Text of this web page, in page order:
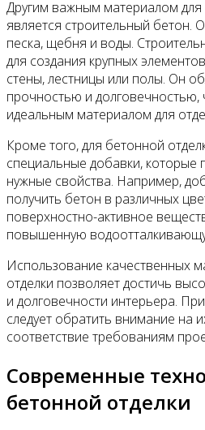
Другим важным материалом для
является строительный бетон.
песка, щебня и воды.
для создания крупных
стены, лестницы или полы. Он
прочностью и долговечностью,
идеальным материалом для
Кроме того, для бетонной
специальные добавки, которые
нужные свойства. Например,
получить бетон в различных
поверхностно-активное
повышенную
Использование качественных
отделки позволяет достичь
и долговечности интерьера.
следует обратить внимание на
соответствие требованиям
Современные
бетонной отделки